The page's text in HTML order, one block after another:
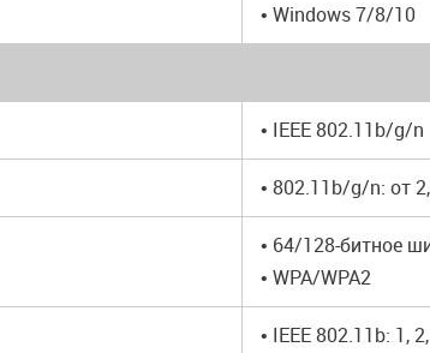
• Windows 7/8/10
• IEEE 802.11b/g/n
• 802.11b/g/n: от
• 64/128-битное
• WPA/WPA2
• IEEE 802.11b: 1,